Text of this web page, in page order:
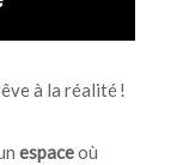
à la réalité !
espaceoù